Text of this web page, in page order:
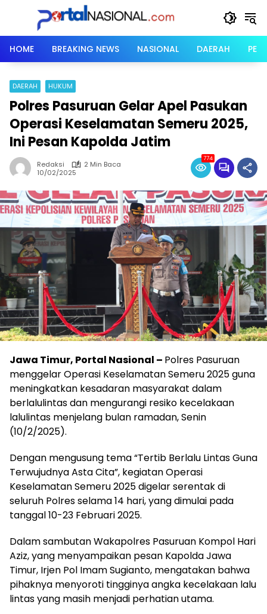
HOME
BREAKING NEWS NASIONAL DAERAH
DAERAH HUKUM
Polres Pasuruan Gelar Apel Pasukan
Operasi Keselamatan Semeru 2025,
Ini Pesan Kapolda Jatim
Redaksi
2 Min Baca
10/02/2025
774
Jawa Timur, Portal Nasional – Polres Pasuruan
menggelar Operasi Keselamatan Semeru 2025 guna
meningkatkan kesadaran masyarakat dalam
berlalulintas dan mengurangi resiko kecelakaan
lalulintas menjelang bulan ramadan, Senin
(10/2/2025).
Dengan mengusung tema “Tertib Berlalu Lintas Guna
Terwujudnya Asta Cita”, kegiatan Operasi
Keselamatan Semeru 2025 digelar serentak di
seluruh Polres selama 14 hari, yang dimulai pada
tanggal 10-23 Februari 2025.
Dalam sambutan Wakapolres Pasuruan Kompol Hari
Aziz, yang menyampaikan pesan Kapolda Jawa
Timur, Irjen Pol Imam Sugianto, mengatakan bahwa
pihaknya menyoroti tingginya angka kecelakaan lalu
lintas yang masih menjadi perhatian utama.